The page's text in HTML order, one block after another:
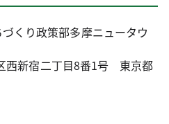
くり政策部多摩ニュータウ
西新宿二丁目8番1号 東京都